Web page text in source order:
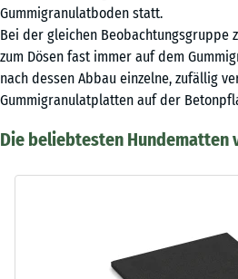
Gummigranulatboden statt.
Bei der gleichen Beobachtungsgruppe
zum Dösen fast immer auf dem
nach dessen Abbau einzelne, zufällig
Gummigranulatplatten auf der
Die beliebtesten Hundematten